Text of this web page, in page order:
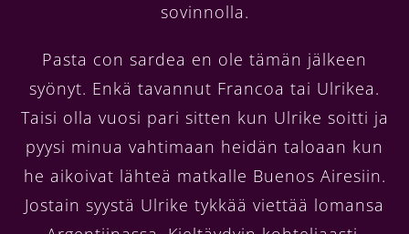
sovinnolla.
Pasta con sardea en ole tämän jälkeen
syönyt. Enkä tavannut Francoa tai Ulrikea.
Taisi olla vuosi pari sitten kun Ulrike soitti ja
pyysi minua vahtimaan heidän taloaan kun
he aikoivat lähteä matkalle Buenos Airesiin.
Jostain syystä Ulrike tykkää viettää lomansa